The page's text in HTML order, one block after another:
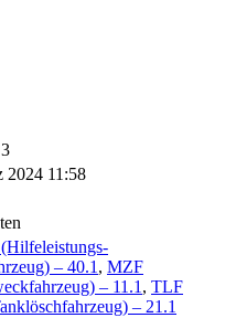
2024 11:58
– 40.1 , MZF
– 11.1 , TLF
– 21.1